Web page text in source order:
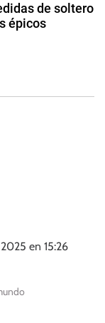
de soltero
épicos
en 15:26